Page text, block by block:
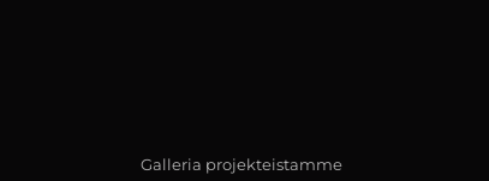
Galleria projekteistamme